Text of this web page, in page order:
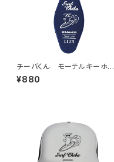
チーバくん モーテルキーホル
ダー design3
¥880